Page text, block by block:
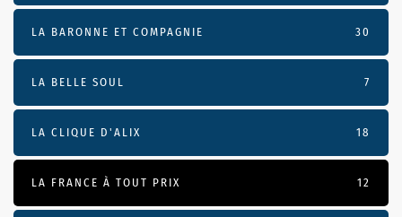
LA BARONNE ET COMPAGNIE 30
LA BELLE SOUL 7
LA CLIQUE D'ALIX 18
LA FRANCE À TOUT PRIX 12